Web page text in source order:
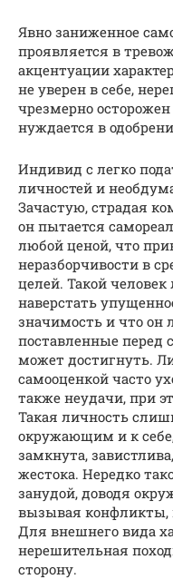
Явно заниженное
проявляется в
акцентуации
не уверен в себе,
чрезмерно
нуждается в
Индивид с легко
личностей и
Зачастую, страдая
он пытается
любой ценой, что
неразборчивости в
целей. Такой
наверстать
значимость и что он
поставленные перед
может достигнуть.
самооценкой часто
также неудачи, при
Такая личность
окружающим и к
замкнута,
жестока. Нередко
занудой, доводя
вызывая конфликты,
Для внешнего вида
нерешительная
сторону.